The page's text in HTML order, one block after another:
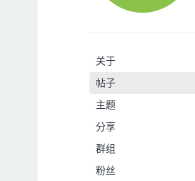
关于
帖子
主题
分享
群组
粉丝